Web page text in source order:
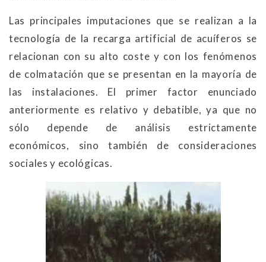
Las principales imputaciones que se realizan a la
tecnología de la recarga artificial de acuíferos se
relacionan con su alto coste y con los fenómenos
de colmatación que se presentan en la mayoría de
las instalaciones. El primer factor enunciado
anteriormente es relativo y debatible, ya que no
sólo depende de análisis estrictamente
económicos, sino también de consideraciones
sociales y ecológicas.